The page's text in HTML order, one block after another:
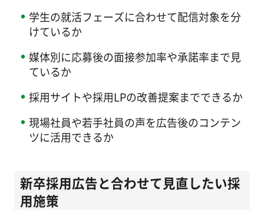
学生の就活フェーズに合わせて配信対象を分
けているか
媒体別に応募後の面接参加率や承諾率まで見
ているか
採用サイトや採用LPの改善提案までできるか
現場社員や若手社員の声を広告後のコンテン
ツに活用できるか
新卒採用広告と合わせて見直したい採
用施策